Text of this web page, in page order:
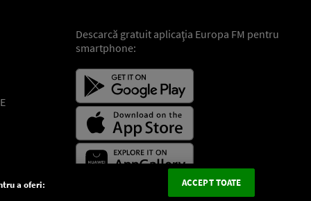
Descarcă gratuit aplicaţia Europa FM pentru
smartphone:
a oferi: ACCEPT TOATE